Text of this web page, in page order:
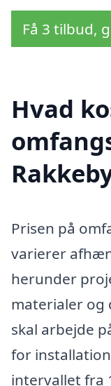
Få 3 tilbud,
Hvad
Prisen på
varierer
herunder
materialer og
skal arbejde
for
intervallet fra